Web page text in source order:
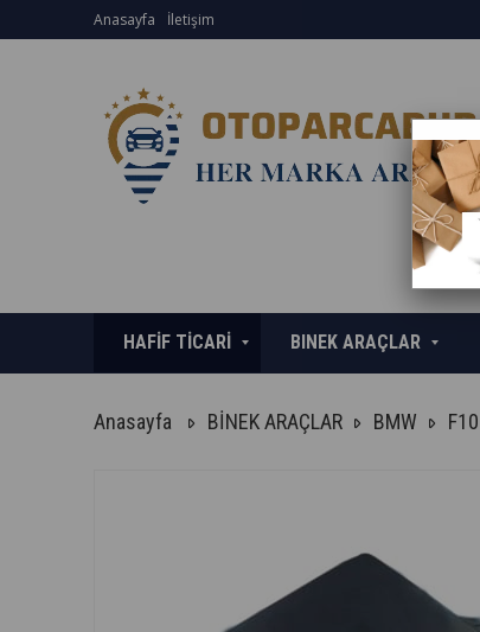
Anasayfa İletişim
HAFİF TİCARİ BINEK ARAÇLAR
Anasayfa BİNEK ARAÇLAR BMW F10